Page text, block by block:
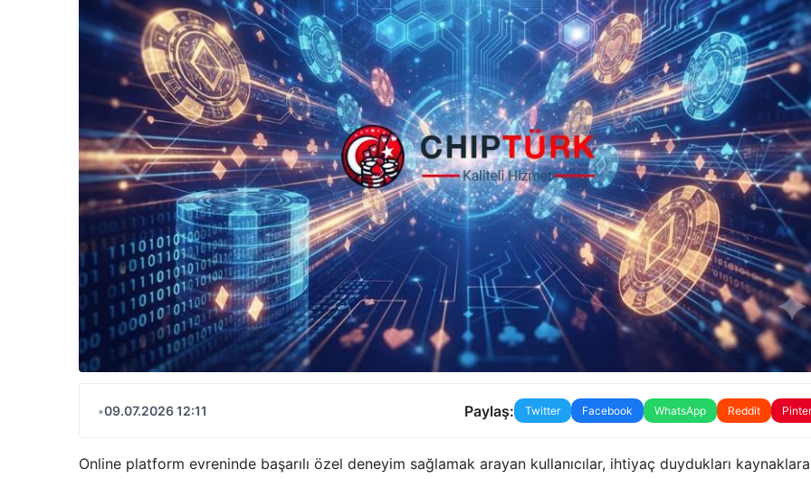
•09.07.2026 12:11 Paylaş: Twitter Facebook WhatsApp Reddit
Online platform evreninde başarılı özel deneyim sağlamak arayan kullanıcılar, ihtiyaç duydukları kaynaklara